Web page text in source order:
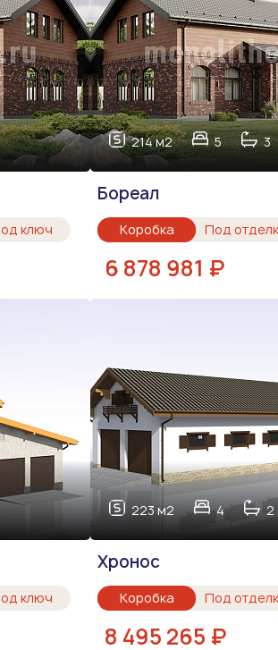
ключ
214 м2 5 3
Бореал
Коробка Под
6 878 981 ₽
ключ
223 м2 4 2
Хронос
Коробка Под
8 495 265 ₽